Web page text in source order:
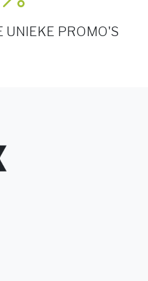
UNIEKE PROMO'S